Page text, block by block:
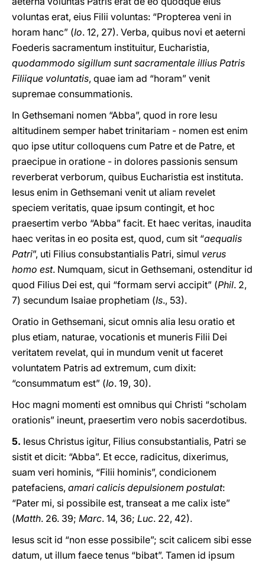
voluntas erat, eius Filii voluntas: “Propterea veni in
horam hanc” (Io. 12, 27). Verba, quibus novi et aeterni
Foederis sacramentum instituitur, Eucharistia,
quodammodo sigillum sunt sacramentale illius Patris
Filiique voluntatis, quae iam ad “horam” venit
supremae consummationis.
In Gethsemani nomen “Abba”, quod in rore Iesu
altitudinem semper habet trinitariam - nomen est enim
quo ipse utitur colloquens cum Patre et de Patre, et
praecipue in oratione - in dolores passionis sensum
reverberat verborum, quibus Eucharistia est instituta.
Iesus enim in Gethsemani venit ut aliam revelet
speciem veritatis, quae ipsum contingit, et hoc
praesertim verbo “Abba” facit. Et haec veritas, inaudita
haec veritas in eo posita est, quod, cum sit “aequalis
Patri”, uti Filius consubstantialis Patri, simul verus
homo est. Numquam, sicut in Gethsemani, ostenditur id
quod Filius Dei est, qui “formam servi accipit” (Phil. 2,
7) secundum Isaiae prophetiam (Is., 53).
Oratio in Gethsemani, sicut omnis alia Iesu oratio et
plus etiam, naturae, vocationis et muneris Filii Dei
veritatem revelat, qui in mundum venit ut faceret
voluntatem Patris ad extremum, cum dixit:
“consummatum est” (Io. 19, 30).
Hoc magni momenti est omnibus qui Christi “scholam
orationis” ineunt, praesertim vero nobis sacerdotibus.
5. Iesus Christus igitur, Filius consubstantialis, Patri se
sistit et dicit: “Abba”. Et ecce, radicitus, dixerimus,
suam veri hominis, “Filii hominis”, condicionem
patefaciens, amari calicis depulsionem postulat:
“Pater mi, si possibile est, transeat a me calix iste”
(Matth. 26. 39; Marc. 14, 36; Luc. 22, 42).
Iesus scit id “non esse possibile”; scit calicem sibi esse
datum, ut illum faece tenus “bibat”. Tamen id ipsum